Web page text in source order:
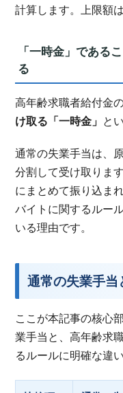
計算します。上限額
「一時金」である
る
高年齢求職者給付金
け取る「一時金」 と
通常の失業手当は、
分割して受け取りま
にまとめて振り込ま
バイトに関するルー
いる理由です。
通常の失業手
ここが本記事の核心
業手当と、高年齢求
るルールに明確な違